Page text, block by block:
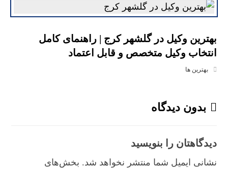
بهترین وکیل در گلشهر کرج | راهنمای کامل
انتخاب وکیل متخصص و قابل اعتماد
بهترین ها
بدون دیدگاه
دیدگاهتان را بنویسید
نشانی ایمیل شما منتشر نخواهد شد. بخش‌های